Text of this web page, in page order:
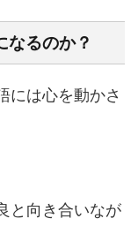
なるのか？
には心を動かさ
と向き合いなが